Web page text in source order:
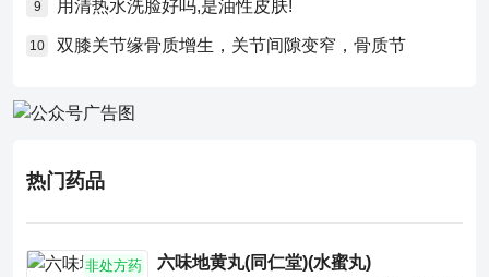
9 用清热水洗脸好吗,是油性皮肤!
10 双膝关节缘骨质增生，关节间隙变窄，骨质节
热门药品
非处方药 六味地黄丸(同仁堂)(水蜜丸)